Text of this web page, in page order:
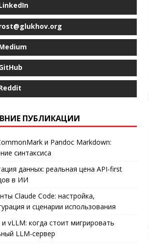
ПУБЛИКАЦИИ
и Pandoc Markdown:
синтаксиса
данных: реальная цена API-first
в ИИ
Claude Code: настройка,
и сценарии использования
vLLM: когда стоит мигрировать
LLM-сервер